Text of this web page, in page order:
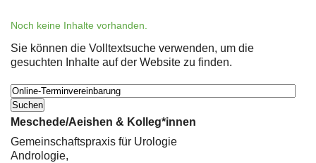
Noch keine Inhalte vorhanden.
Sie können die Volltextsuche verwenden, um die
gesuchten Inhalte auf der Website zu finden.
Meschede/Aeishen & Kolleg*innen
Gemeinschaftspraxis für Urologie
Andrologie,